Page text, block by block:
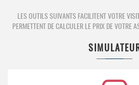
LES OUTILS SUIVANTS FACILITENT VOTRE
PERMETTENT DE CALCULER LE PRIX DE VOTRE